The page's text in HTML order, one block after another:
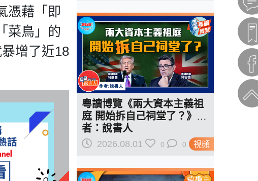
憑藉「即
菜鳥」的
增了近18
視頻
粵讀博覽《兩大資本主義祖
庭 開始拆自己祠堂了？》作
者：說書人
2026.08.01 0 0